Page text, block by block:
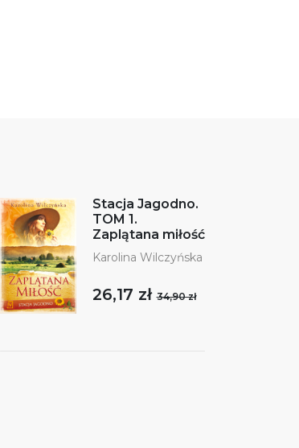
Stacja Jagodno.
TOM 1.
Zaplątana miłość
Karolina Wilczyńska
26,17 zł34,90 zł